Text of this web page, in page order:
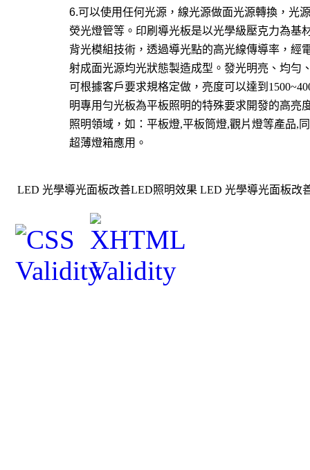
6.可以使用任何光源，線光源做面光源轉換，光
熒光燈管等。印刷導光板是以光學級壓克力為基
背光模組技術，透過導光點的高光線傳導率，經
射成面光源均光狀態製造成型。發光明亮、均勻
可根據客戶要求規格定做，亮度可以達到
明專用勻光板為平板照明的特殊要求開發的高亮
照明領域，如：平板燈,平板筒燈,觀片燈等產品,
超薄燈箱應用。
LED 光學導光面板改善LED照明效果 LED 光學導光面板改